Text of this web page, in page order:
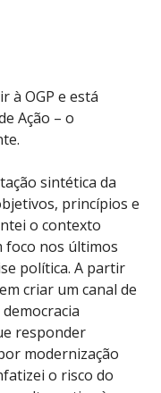
à OGP e está
Ação – o
sintética da
princípios e
o contexto
foco nos últimos
política. A partir
criar um canal de
responder
modernização
o risco do